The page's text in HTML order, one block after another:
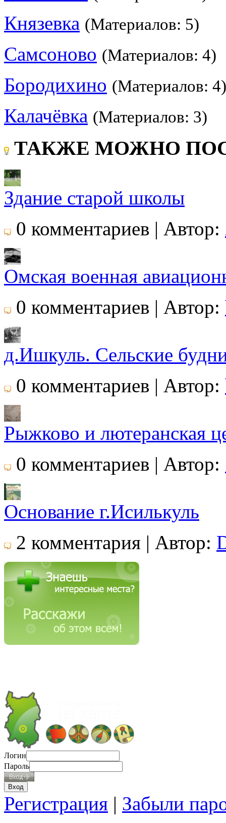
Князевка (Материалов: 5)
Самсоново (Материалов: 4)
Бородихино (Материалов: 4)
Калачёвка (Материалов: 3)
ТАКЖЕ МОЖНО
Здание старой школы
0 комментариев | Автор:
Омская военная
0 комментариев | Автор:
д.Ишкуль. Сельские
0 комментариев | Автор:
Рыжково и лютеранская
0 комментариев | Автор:
Основание г.Исилькуль
2 комментария | Автор:
Логин
Пароль
Регистрация | Забыли